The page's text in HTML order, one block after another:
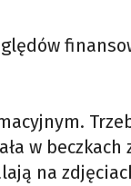
w beczkach
na